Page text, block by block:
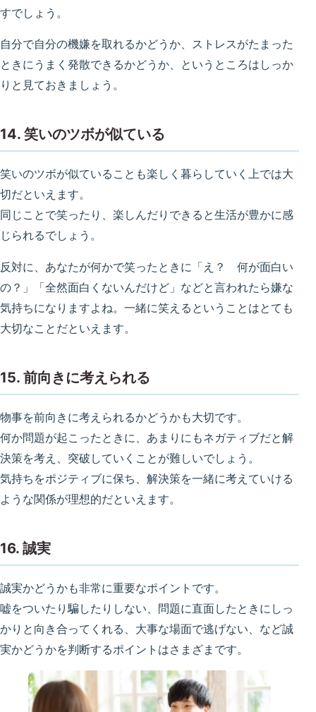
すでしょう。
自分で自分の機嫌を取れるかどうか、ストレスがたまった
ときにうまく発散できるかどうか、というところはしっか
りと見ておきましょう。
14. 笑いのツボが似ている
笑いのツボが似ていることも楽しく暮らしていく上では大
切だといえます。
同じことで笑ったり、楽しんだりできると生活が豊かに感
じられるでしょう。
反対に、あなたが何かで笑ったときに「え？ 何が面白い
の？」「全然面白くないんだけど」などと言われたら嫌な
気持ちになりますよね。一緒に笑えるということはとても
大切なことだといえます。
15. 前向きに考えられる
物事を前向きに考えられるかどうかも大切です。
何か問題が起こったときに、あまりにもネガティブだと解
決策を考え、突破していくことが難しいでしょう。
気持ちをポジティブに保ち、解決策を一緒に考えていける
ような関係が理想的だといえます。
16. 誠実
誠実かどうかも非常に重要なポイントです。
嘘をついたり騙したりしない、問題に直面したときにしっ
かりと向き合ってくれる、大事な場面で逃げない、など誠
実かどうかを判断するポイントはさまざまです。